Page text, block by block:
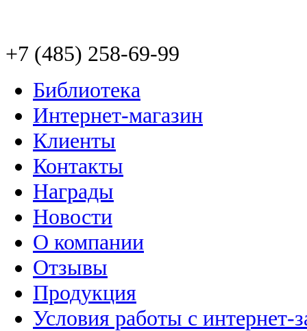
+7 (485) 258-69-99
Библиотека
Интернет-магазин
Клиенты
Контакты
Награды
Новости
О компании
Отзывы
Продукция
Условия работы с интернет-